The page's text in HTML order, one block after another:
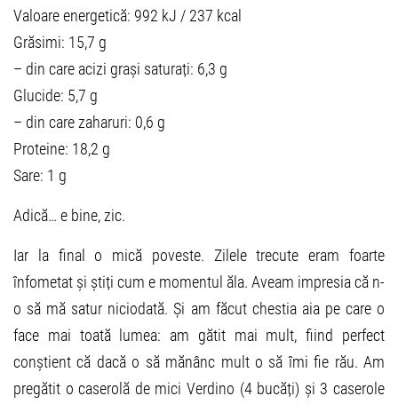
Valoare energetică: 992 kJ / 237 kcal
Grăsimi: 15,7 g
– din care acizi grași saturați: 6,3 g
Glucide: 5,7 g
– din care zaharuri: 0,6 g
Proteine: 18,2 g
Sare: 1 g
Adică… e bine, zic.
Iar la final o mică poveste. Zilele trecute eram foarte
înfometat și știți cum e momentul ăla. Aveam impresia că n-
o să mă satur niciodată. Și am făcut chestia aia pe care o
face mai toată lumea: am gătit mai mult, fiind perfect
conștient că dacă o să mănânc mult o să îmi fie rău. Am
pregătit o caserolă de mici Verdino (4 bucăți) și 3 caserole